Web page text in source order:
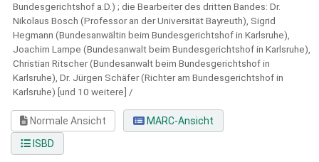
Bundesgerichtshof a.D.) ; die Bearbeiter des dritten Bandes: Dr.
Nikolaus Bosch (Professor an der Universität Bayreuth), Sigrid
Hegmann (Bundesanwältin beim Bundesgerichtshof in Karlsruhe),
Joachim Lampe (Bundesanwalt beim Bundesgerichtshof in Karlsruhe),
Christian Ritscher (Bundesanwalt beim Bundesgerichtshof in
Karlsruhe), Dr. Jürgen Schäfer (Richter am Bundesgerichtshof in
Karlsruhe) [und 10 weitere] /
Normale Ansicht
MARC-Ansicht
ISBD